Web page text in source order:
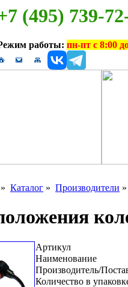
(495) 739-
работы: пн-пт с 8:00
» Каталог » Производители »
Артикул
Наименование
Производитель/
Количество в